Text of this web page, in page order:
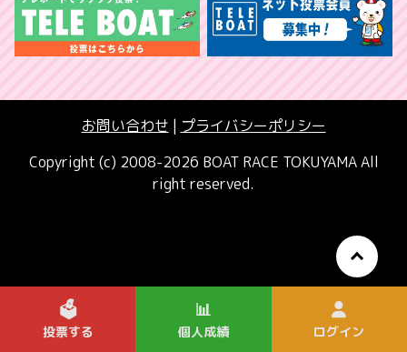
お問い合わせ | プライバシーポリシー
Copyright (c) 2008-2026 BOAT RACE TOKUYAMA All
right reserved.
🗳️
投票する
📊
個人成績 ログイン